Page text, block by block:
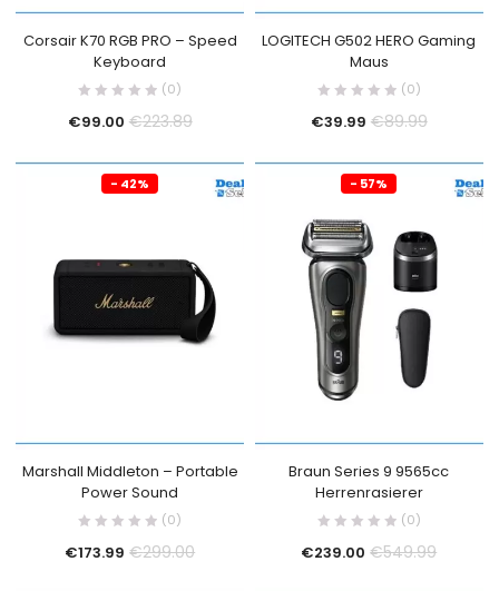
Corsair K70 RGB PRO – Speed
Keyboard
(0)
€99.00 €223.89
LOGITECH G502 HERO Gaming
Maus
(0)
€39.99 €89.99
- 42%
Marshall Middleton – Portable
Power Sound
(0)
€173.99 €299.00
- 57%
Braun Series 9 9565cc
Herrenrasierer
(0)
€239.00 €549.99